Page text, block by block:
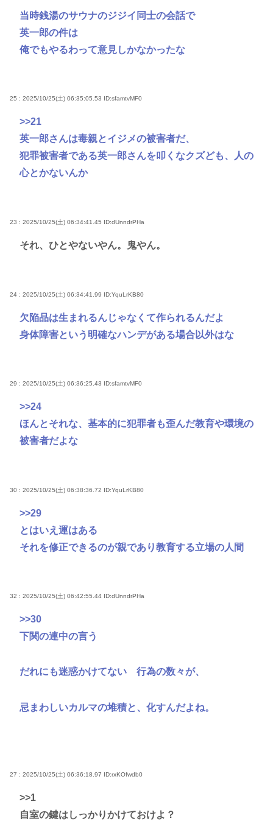
当時銭湯のサウナのジジイ同士の会話で
英一郎の件は
俺でもやるわって意見しかなかったな
25 : 2025/10/25(土) 06:35:05.53 ID:sfamtvMF0
>>21
英一郎さんは毒親とイジメの被害者だ、
犯罪被害者である英一郎さんを叩くなクズども、人の
心とかないんか
23 : 2025/10/25(土) 06:34:41.45 ID:dUnndrPHa
それ、ひとやないやん。鬼やん。
24 : 2025/10/25(土) 06:34:41.99 ID:YquLrKB80
欠陥品は生まれるんじゃなくて作られるんだよ
身体障害という明確なハンデがある場合以外はな
29 : 2025/10/25(土) 06:36:25.43 ID:sfamtvMF0
>>24
ほんとそれな、基本的に犯罪者も歪んだ教育や環境の
被害者だよな
30 : 2025/10/25(土) 06:38:36.72 ID:YquLrKB80
>>29
とはいえ運はある
それを修正できるのが親であり教育する立場の人間
32 : 2025/10/25(土) 06:42:55.44 ID:dUnndrPHa
>>30
下関の連中の言う
だれにも迷惑かけてない 行為の数々が、
忌まわしいカルマの堆積と、化すんだよね。
27 : 2025/10/25(土) 06:36:18.97 ID:rxKOfwdb0
>>1
自室の鍵はしっかりかけておけよ？